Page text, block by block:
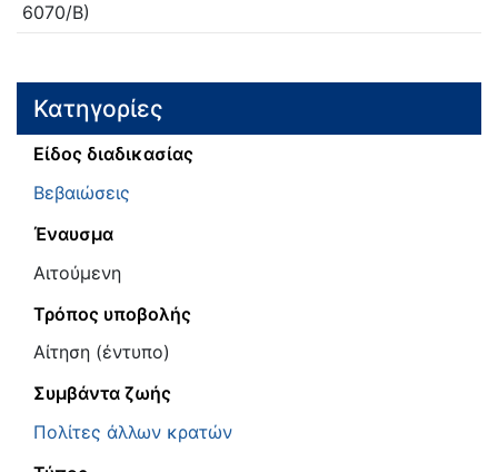
6070/Β)
Κατηγορίες
Είδος διαδικασίας
Βεβαιώσεις
Έναυσμα
Αιτούμενη
Τρόπος υποβολής
Αίτηση (έντυπο)
Συμβάντα ζωής
Πολίτες άλλων κρατών